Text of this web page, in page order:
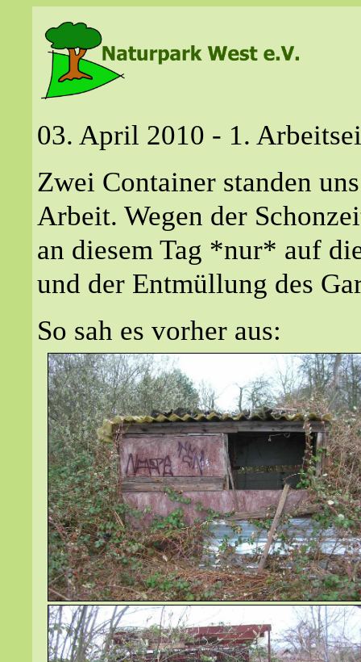
03. April 2010 - 1.
Zwei Container standen
Arbeit. Wegen der
an diesem Tag *nur* auf
und der Entmüllung des
So sah es vorher aus: